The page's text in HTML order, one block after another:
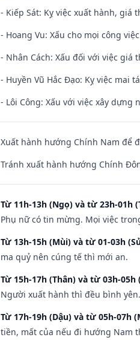
- Kiếp Sát: Kỵ việc xuất hành, giá
- Hoang Vu: Xấu cho mọi công
- Nhân Cách: Xấu đối với việc giá
- Huyền Vũ Hắc Đạo: Kỵ việc mai
- Lôi Công: Xấu với việc xây dựng
Xuất hành hướng Chính Nam để
Tránh xuất hành hướng Chính
Từ 11h-13h (Ngọ) và từ 23h-01h
Phụ nữ có tin mừng. Mọi việc
Từ 13h-15h (Mùi) và từ 01-03h
ma quỷ nên cúng tế thì mới an.
Từ 15h-17h (Thân) và từ 03h-05h
Người xuất hành thì đều bình yên.
Từ 17h-19h (Dậu) và từ 05h-07h
tiền, mất của nếu đi hướng Nam